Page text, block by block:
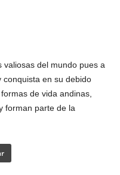
del mundo pues a
conquista en su debido
de vida andinas,
forman parte de la